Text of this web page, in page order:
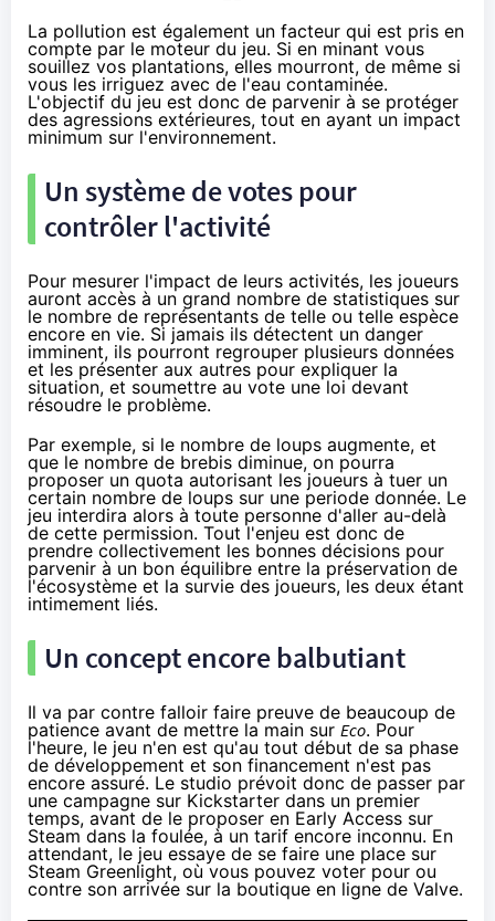
La pollution est également un facteur qui est pris en
compte par le moteur du jeu. Si en minant vous
souillez vos plantations, elles mourront, de même si
vous les irriguez avec de l'eau contaminée.
L'objectif du jeu est donc de parvenir à se protéger
des agressions extérieures, tout en ayant un impact
minimum sur l'environnement.
Un système de votes pour
contrôler l'activité
Pour mesurer l'impact de leurs activités, les joueurs
auront accès à un grand nombre de statistiques sur
le nombre de représentants de telle ou telle espèce
encore en vie. Si jamais ils détectent un danger
imminent, ils pourront regrouper plusieurs données
et les présenter aux autres pour expliquer la
situation, et soumettre au vote une loi devant
résoudre le problème.
Par exemple, si le nombre de loups augmente, et
que le nombre de brebis diminue, on pourra
proposer un quota autorisant les joueurs à tuer un
certain nombre de loups sur une periode donnée. Le
jeu interdira alors à toute personne d'aller au-delà
de cette permission. Tout l'enjeu est donc de
prendre collectivement les bonnes décisions pour
parvenir à un bon équilibre entre la préservation de
l'écosystème et la survie des joueurs, les deux étant
intimement liés.
Un concept encore balbutiant
Il va par contre falloir faire preuve de beaucoup de
patience avant de mettre la main sur Eco. Pour
l'heure, le jeu n'en est qu'au tout début de sa phase
de développement et son financement n'est pas
encore assuré. Le studio prévoit donc de passer par
une campagne sur Kickstarter dans un premier
temps, avant de le proposer en Early Access sur
Steam dans la foulée, à un tarif encore inconnu. En
attendant, le jeu essaye de se faire une place sur
Steam Greenlight, où vous pouvez voter pour ou
contre son arrivée sur la boutique en ligne de Valve.